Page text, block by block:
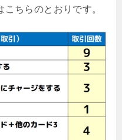
ちらのとおりです。